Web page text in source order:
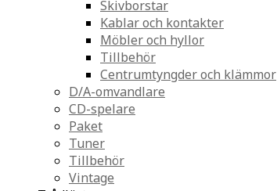
Skivborstar
Kablar och kontakter
Möbler och hyllor
Tillbehör
Centrumtyngder och klämmor
D/A-omvandlare
CD-spelare
Paket
Tuner
Tillbehör
Vintage